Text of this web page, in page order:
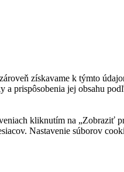
získavame k týmto
a prispôsobenia jej obsahu
kliknutím na „Zobraziť
Nastavenie súborov